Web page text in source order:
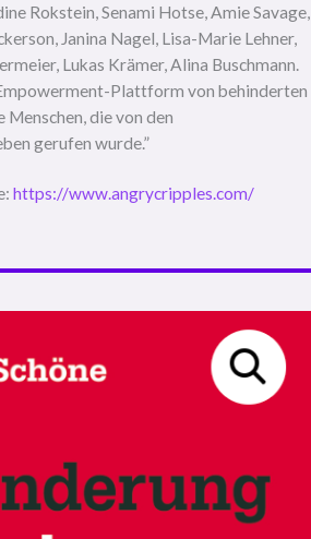
Rokstein, Senami Hotse, Amie Savage,
Janina Nagel, Lisa-Marie Lehner,
Lukas Krämer, Alina Buschmann.
Plattform von behinderten
die von den
gerufen wurde.”
https://www.angrycripples.com/